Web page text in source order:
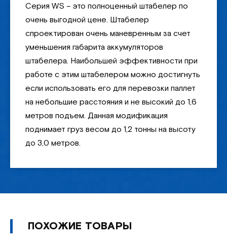
Серия WS – это полноценный штабелер по
очень выгодной цене. Штабелер
спроектирован очень маневренным за счет
уменьшения габарита аккумуляторов
штабелера. Наибольшей эффективности при
работе с этим штабелером можно достигнуть
если использовать его для перевозки паллет
на небольшие расстояния и не высокий до 1,6
метров подъем. Данная модификация
поднимает груз весом до 1,2 тонны на высоту
до 3,0 метров.
ПОХОЖИЕ ТОВАРЫ